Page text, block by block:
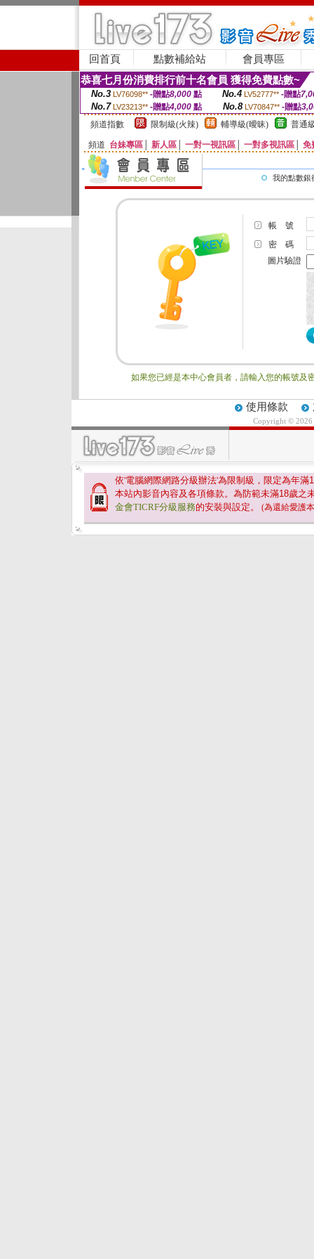
回首頁 點數補給站 會員專區
恭喜七月份消費排行前十名會員 獲得免費點數~
No.3 LV76098** -贈點8,000點 No.4 LV52777** -贈點
No.7 LV23213** -贈點4,000 點 No.8 LV70847** -贈點
頻道指數
限制級(火辣) 輔導級(曖昧) 普通
頻道 台妹專區 新人區 一對一視訊區 一對多視訊區 免
我的點數銀
帳 號
密 碼
圖片驗證
如果您已經是本中心會員者，請輸入您的帳號及
使用條款
Copyright ©
依'電腦網際網路分級辦法'為限制級，限定為年滿
本站內影音內容及各項條款。為防範未滿18歲之
金會TICRF分級服務的安裝與設定。 (為還給愛護